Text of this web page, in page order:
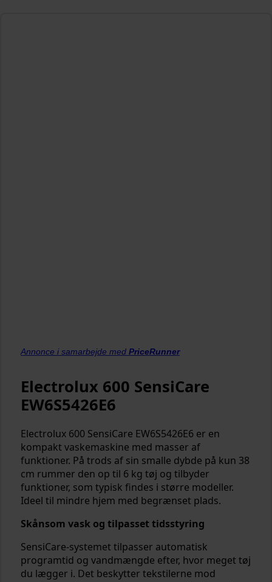
Annonce i samarbejde med PriceRunner
Electrolux 600 SensiCare
EW6S5426E6
Electrolux 600 SensiCare EW6S5426E6 er en
kompakt vaskemaskine med masser af
funktioner. På trods af sin smalle dybde på kun 38
cm rummer den op til 6 kg tøj og tilbyder
funktioner, som typisk findes i større modeller.
Ideel til mindre hjem med begrænset plads.
Skånsom vask og tilpasset tidsstyring
SensiCare-systemet tilpasser automatisk
programtid og vandmængde efter, hvor meget tøj
du lægger i. Det beskytter tekstilerne mod